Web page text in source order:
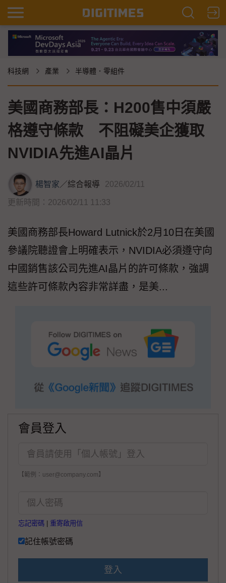
科技網 產業 半導體．零組件
美國商務部長：H200售中須嚴
格遵守條款 不阻礙美企獲取
NVIDIA先進AI晶片
楊智家／綜合報導 2026/02/11
更新時間：2026/02/11 11:33
美國商務部長Howard Lutnick於2月10日在美國
參議院聽證會上明確表示，NVIDIA必須遵守向
中國銷售該公司先進AI晶片的許可條款，強調
這些許可條款內容非常詳盡，是美...
會員登入
【範例：user@company.com】
忘記密碼 重寄啟用信
記住帳號密碼
登入